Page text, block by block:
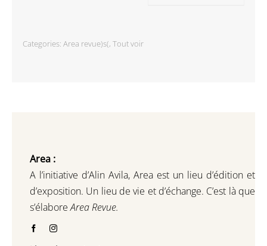
Categories: Area revue)s(, Tout voir
Area :
A l’initiative d’Alin Avila, Area est un lieu d’édition et
d’exposition. Un lieu de vie et d’échange. C’est là que
s’élaboreArea Revue.